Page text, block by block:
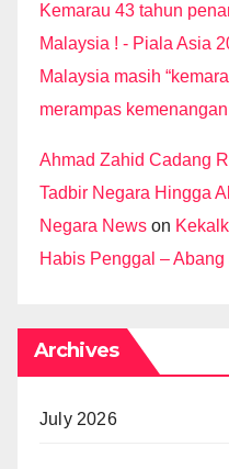
Kemarau 43 tahun
Malaysia ! - Piala Asia
Malaysia masih
merampas
Ahmad Zahid Cadang
Tadbir Negara Hingga
Negara News on
Habis Penggal – Abang
Archives
July 2026